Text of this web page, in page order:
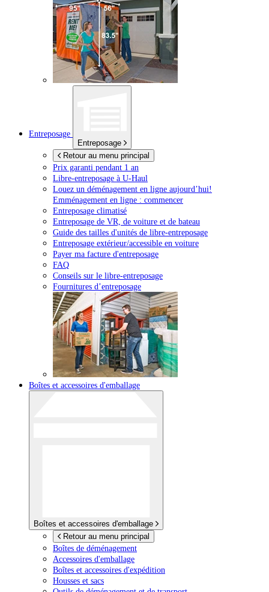
Entreposage
Entreposage
Retour au menu principal
Prix garanti pendant 1 an
Libre-entreposage à U-Haul
Louez un déménagement en ligne aujourd’hui!
Emménagement en ligne : commencer
Entreposage climatisé
Entreposage de VR, de voiture et de bateau
Guide des tailles d'unités de libre-entreposage
Entreposage extérieur/accessible en voiture
Payer ma facture d'entreposage
FAQ
Conseils sur le libre-entreposage
Fournitures d’entreposage
Boîtes et accessoires d'emballage
Boîtes et accessoires d'emballage
Retour au menu principal
Boîtes de déménagement
Accessoires d'emballage
Boîtes et accessoires d'expédition
Housses et sacs